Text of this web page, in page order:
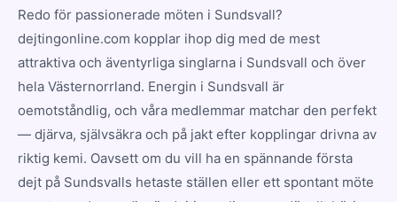
Redo för passionerade möten i Sundsvall?
dejtingonline.com kopplar ihop dig med de mest
attraktiva och äventyrliga singlarna i Sundsvall och över
hela Västernorrland. Energin i Sundsvall är
oemotståndlig, och våra medlemmar matchar den perfekt
— djärva, självsäkra och på jakt efter kopplingar drivna av
riktig kemi. Oavsett om du vill ha en spännande första
dejt på Sundsvalls hetaste ställen eller ett spontant möte